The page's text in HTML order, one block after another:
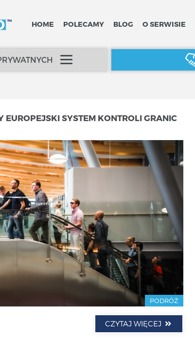
HOME POLECAMY BLOG O SERWISIE
SYSTEM KONTROLI GRANIC
PODRÓŻ
CZYTAJ WIĘCEJ